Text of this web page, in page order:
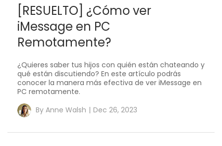
[RESUELTO] ¿Cómo ver
iMessage en PC
Remotamente?
¿Quieres saber tus hijos con quién están chateando y
qué están discutiendo? En este artículo podrás
conocer la manera más efectiva de ver iMessage en
PC remotamente.
By Anne Walsh | Dec 26, 2023